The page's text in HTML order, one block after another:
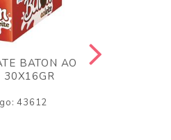
BATON AO
30X16GR
43612